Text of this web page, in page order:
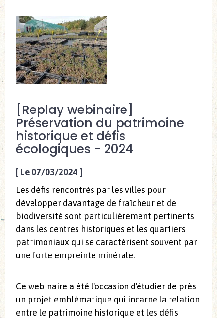
[Replay webinaire]
Préservation du patrimoine
historique et défis
écologiques - 2024
[ Le 07/03/2024 ]
Les défis rencontrés par les villes pour
développer davantage de fraîcheur et de
biodiversité sont particulièrement pertinents
dans les centres historiques et les quartiers
patrimoniaux qui se caractérisent souvent par
une forte empreinte minérale.
Ce webinaire a été l'occasion d'étudier de près
un projet emblématique qui incarne la relation
entre le patrimoine historique et les défis